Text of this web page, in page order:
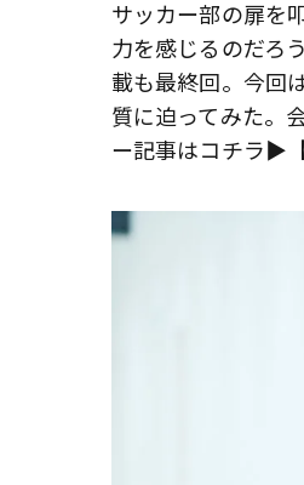
サッカー部の扉を
力を感じるのだろ
載も最終回。今回
質に迫ってみた。
ー記事はコチラ▶︎